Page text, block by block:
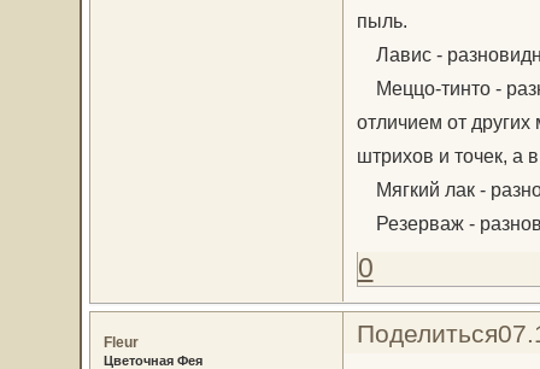
пыль.
Лавис -
Меццо-тинто -
отличием от
штрихов и точек, а
Мягкий лак -
Резерваж -
0
Поделиться
Fleur
Цветочная Фея